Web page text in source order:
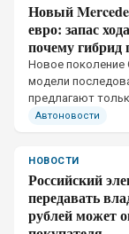
Новый
евро: запас
почему гибрид
Новое поколение
модели
предлагают
версия
Автоновости
НОВОСТИ
Российский
передавать
рублей может